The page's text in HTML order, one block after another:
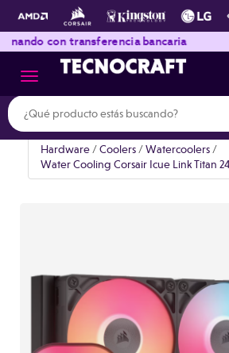
Toggle navigation
bancaria Envíos a
Hardware /Coolers /Watercoolers /
Water Cooling Corsair Icue Link Titan